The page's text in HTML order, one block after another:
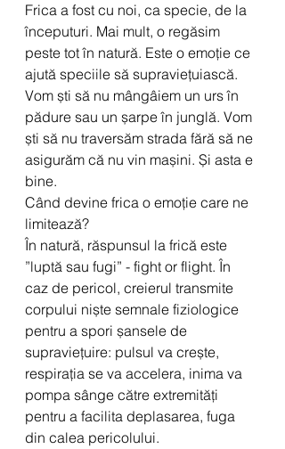
Frica a fost cu noi, ca specie, de la
începuturi. Mai mult, o regăsim
peste tot în natură. Este o emoție ce
ajută speciile să supraviețuiască.
Vom ști să nu mângâiem un urs în
pădure sau un șarpe în junglă. Vom
ști să nu traversăm strada fără să ne
asigurăm că nu vin mașini. Și asta e
bine.
Când devine frica o emoție care ne
limitează?
În natură, răspunsul la frică este
”luptă sau fugi” - fight or flight. În
caz de pericol, creierul transmite
corpului niște semnale fiziologice
pentru a spori șansele de
supraviețuire: pulsul va crește,
respirația se va accelera, inima va
pompa sânge către extremități
pentru a facilita deplasarea, fuga
din calea pericolului.